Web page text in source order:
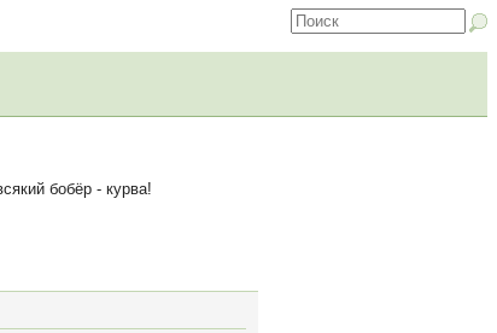
бобёр - курва!